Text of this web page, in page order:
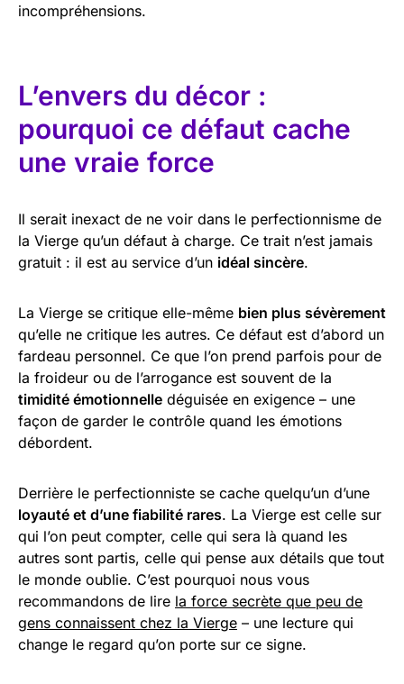
incompréhensions.
L’envers du décor :
pourquoi ce défaut cache
une vraie force
Il serait inexact de ne voir dans le perfectionnisme de
la Vierge qu’un défaut à charge. Ce trait n’est jamais
gratuit : il est au service d’un idéal sincère.
La Vierge se critique elle-même bien plus sévèrement
qu’elle ne critique les autres. Ce défaut est d’abord un
fardeau personnel. Ce que l’on prend parfois pour de
la froideur ou de l’arrogance est souvent de la
timidité émotionnelle déguisée en exigence – une
façon de garder le contrôle quand les émotions
débordent.
Derrière le perfectionniste se cache quelqu’un d’une
loyauté et d’une fiabilité rares. La Vierge est celle sur
qui l’on peut compter, celle qui sera là quand les
autres sont partis, celle qui pense aux détails que tout
le monde oublie. C’est pourquoi nous vous
recommandons de lire la force secrète que peu de
gens connaissent chez la Vierge – une lecture qui
change le regard qu’on porte sur ce signe.